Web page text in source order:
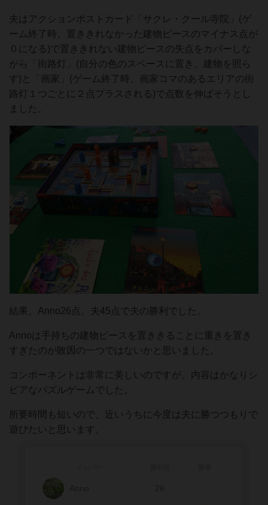
夫はアクションポストカード「サクレ・クール寺院」(ゲ
ーム終了時、置ききれなかった建物ピースのマイナス点が
０になる)で置ききれない建物ピースの失点をカバーしな
がら「街路灯」(自分の色のスペースに置き、建物を照ら
す)と「画家」(ゲーム終了時、画家コマのあるエリアの街
路灯１つごとに２点プラスされる)で点数を伸ばそうとし
ました。
結果、Anno26点、夫45点で夫の勝利でした。
Annoは手持ちの建物ピースを置ききることに重きを置き
すぎたのが敗因の一つではないかと思いました。
コンポーネントは非常に美しいのですが、内容はかなりシ
ビアなパズルゲームでした。
所要時間も短いので、近いうちに今度は夫に勝つつもりで
遊びたいと思います。